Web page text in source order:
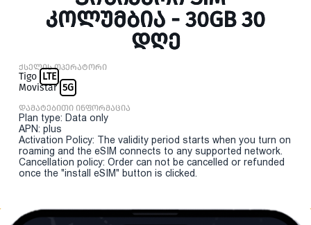
ᲙᲝᲚᲣᲛᲑᲘᲐ - 30GB 30
ᲓᲦᲔ
ქსელის ოპერატორი
Tigo LTE
Movistar 5G
დამატებითი ინფორმაცია
Plan type: Data only
APN: plus
Activation Policy: The validity period starts when you turn on
roaming and the eSIM connects to any supported network.
Cancellation policy: Order can not be cancelled or refunded
once the "install eSIM" button is clicked.